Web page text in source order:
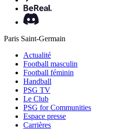
Paris Saint-Germain
Actualité
Football masculin
Football féminin
Handball
PSG TV
Le Club
PSG for Communities
Espace presse
Carrières